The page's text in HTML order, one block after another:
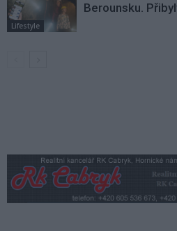
Lifestyle
Berounsku.